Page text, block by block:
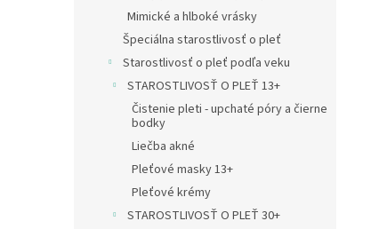
Mimické a hlboké vrásky
Špeciálna starostlivosť o pleť
Starostlivosť o pleť podľa veku
STAROSTLIVOSŤ O PLEŤ 13+
Čistenie pleti - upchaté póry a čierne
bodky
Liečba akné
Pleťové masky 13+
Pleťové krémy
STAROSTLIVOSŤ O PLEŤ 30+